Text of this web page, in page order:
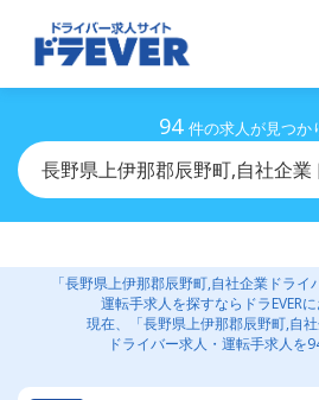
94 件の求人が見つか
長野県上伊那郡辰野町,自社企
「長野県上伊那郡辰野町,自社企業ドライ
運転手求人を探すならドラEVER
現在、「長野県上伊那郡辰野町,自
ドライバー求人・運転手求人を